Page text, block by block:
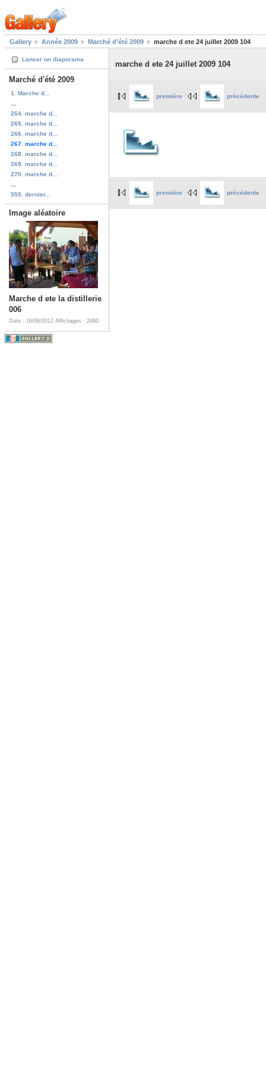
Gallery Année 2009 Marché d'été 2009 marche d ete 24 juillet 2009 104
Lancer un diaporama
Marché d'été 2009
1. Marche d...
264. marche d...
265. marche d...
266. marche d...
267. marche d...
268. marche d...
269. marche d...
270. marche d...
555. dernier...
Image aléatoire
Marche d ete la distillerie
006
Date : 16/08/2012 Affichages : 2460
marche d ete 24 juillet 2009 104
première précédente
première précédente